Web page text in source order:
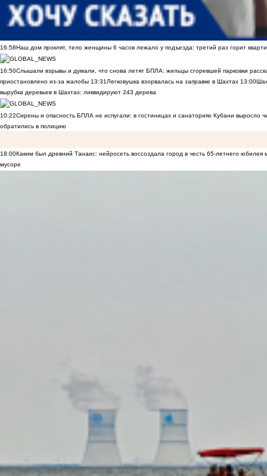
16:58Наш дом проклят, тело женщины 6 часов лежало у подъезда: третий раз горит
16:50Слышали взрывы и думали, что снова летят БПЛА: жильцы сгоревшей парковки
приостановлено из-за жалобы 13:31 Легковушка взорвалась на заправке в Шахтах 13:00
вырубка деревьев в Шахтах: ликвидируют 243 дерева
10:22Сирены и опасность БПЛА не испугали: в гостиницах и санаториях Кубани выросло
обратились в полицию
18:00Каким был древний Танаис: нейросеть воссоздала город в честь 65-летнего юбилея
мусоре